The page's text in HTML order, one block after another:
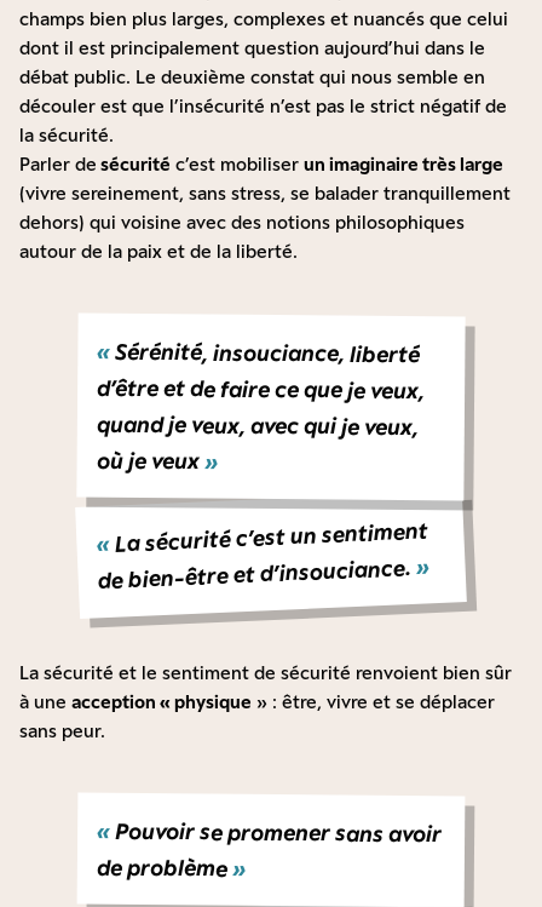
champs bien plus larges, complexes et nuancés que celui
dont il est principalement question aujourd’hui dans le
débat public. Le deuxième constat qui nous semble en
découler est que l’insécurité n’est pas le strict négatif de
la sécurité.
Parler de sécurité c’est mobiliser un imaginaire très large
(vivre sereinement, sans stress, se balader tranquillement
dehors) qui voisine avec des notions philosophiques
autour de la paix et de la liberté.
«Sérénité, insouciance, liberté
d’être et de faire ce que je veux,
quand je veux, avec qui je veux,
où je veux»
« La sécurité c’est un sentiment
de bien-être et d’insouciance. »
La sécurité et le sentiment de sécurité renvoient bien sûr
à une acception « physique » : être, vivre et se déplacer
sans peur.
«Pouvoir se promener sans avoir
de problème»